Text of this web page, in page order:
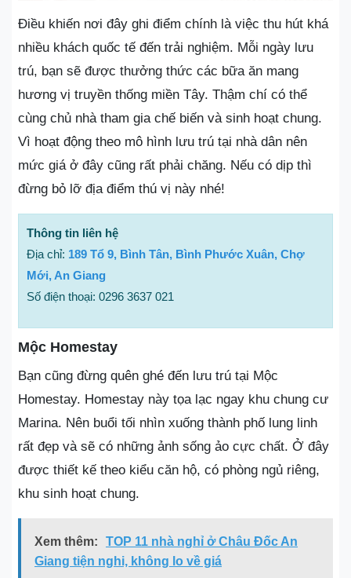
Điều khiến nơi đây ghi điểm chính là việc thu hút khá
nhiều khách quốc tế đến trải nghiệm. Mỗi ngày lưu
trú, bạn sẽ được thưởng thức các bữa ăn mang
hương vị truyền thống miền Tây. Thậm chí có thể
cùng chủ nhà tham gia chế biến và sinh hoạt chung.
Vì hoạt động theo mô hình lưu trú tại nhà dân nên
mức giá ở đây cũng rất phải chăng. Nếu có dịp thì
đừng bỏ lỡ địa điểm thú vị này nhé!
Thông tin liên hệ
Địa chỉ: 189 Tổ 9, Bình Tân, Bình Phước Xuân, Chợ
Mới, An Giang
Số điện thoại: 0296 3637 021
Mộc Homestay
Bạn cũng đừng quên ghé đến lưu trú tại Mộc
Homestay. Homestay này tọa lạc ngay khu chung cư
Marina. Nên buổi tối nhìn xuống thành phố lung linh
rất đẹp và sẽ có những ảnh sống ảo cực chất. Ở đây
được thiết kế theo kiểu căn hộ, có phòng ngủ riêng,
khu sinh hoạt chung.
Xem thêm:
TOP 11 nhà nghỉ ở Châu Đốc An
Giang tiện nghi, không lo về giá